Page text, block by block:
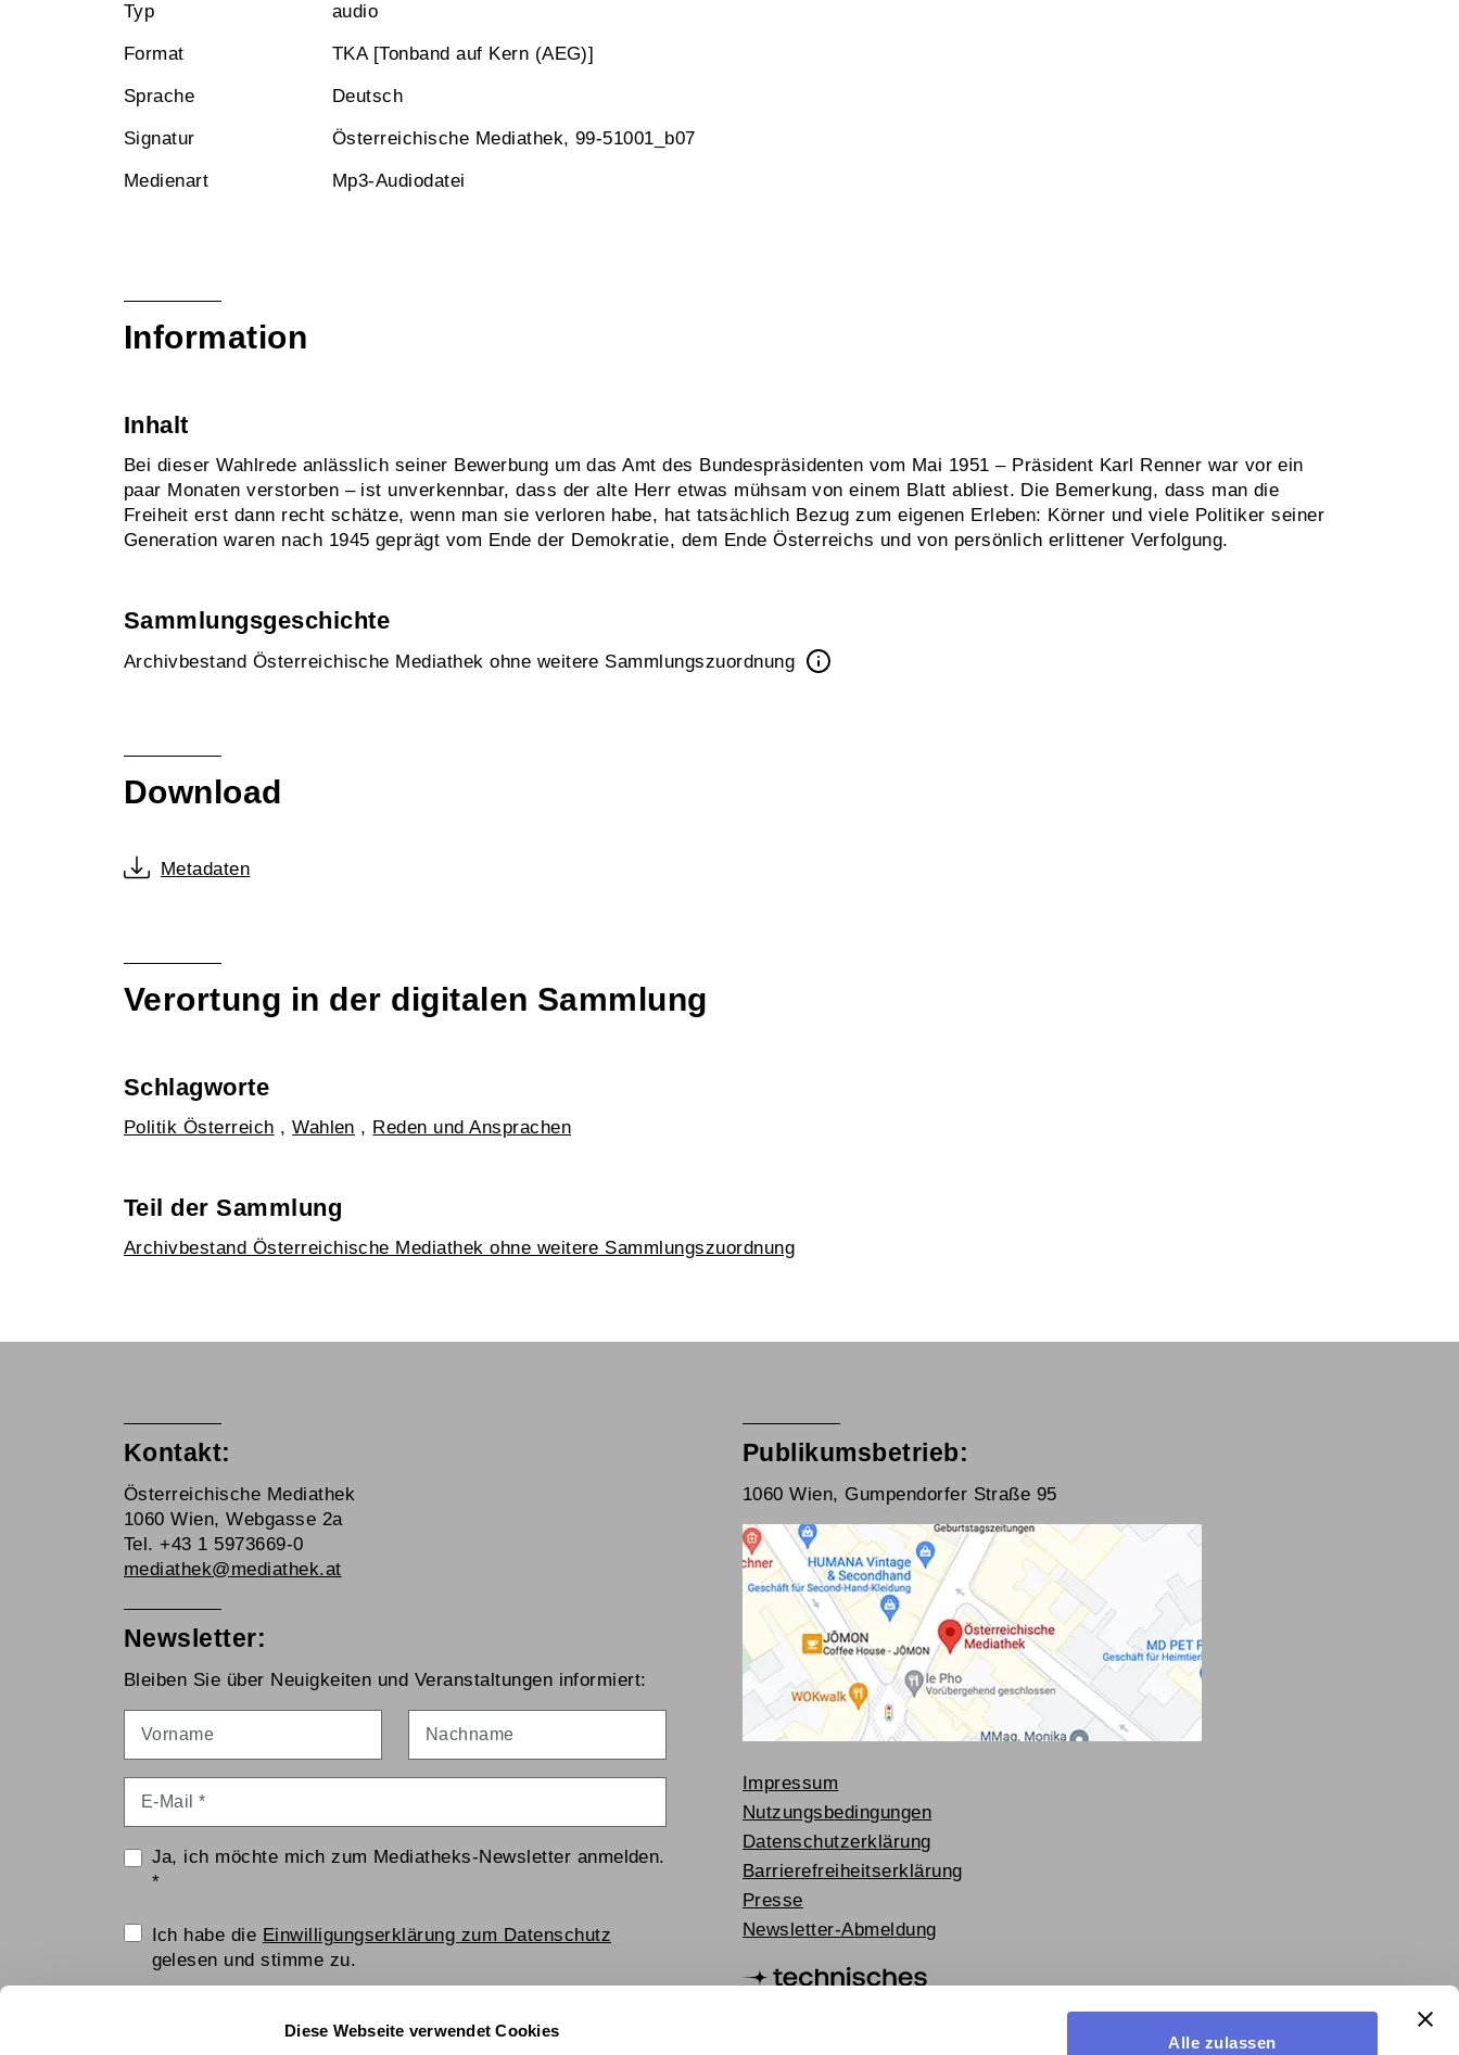
Diese Webseite verwendet Cookies
Alle zulassen
Typ audio
Format TKA [Tonband auf Kern (AEG)]
Sprache Deutsch
Signatur Österreichische Mediathek, 99-51001_b07
Medienart Mp3-Audiodatei
Information
Inhalt
Bei dieser Wahlrede anlässlich seiner Bewerbung um das Amt des Bundespräsidenten vom Mai 1951 – Präsident Karl Renner war vor ein
paar Monaten verstorben – ist unverkennbar, dass der alte Herr etwas mühsam von einem Blatt abliest. Die Bemerkung, dass man die
Freiheit erst dann recht schätze, wenn man sie verloren habe, hat tatsächlich Bezug zum eigenen Erleben: Körner und viele Politiker seiner
Generation waren nach 1945 geprägt vom Ende der Demokratie, dem Ende Österreichs und von persönlich erlittener Verfolgung.
Sammlungsgeschichte
Archivbestand Österreichische Mediathek ohne weitere Sammlungszuordnung
Download
Metadaten
Verortung in der digitalen Sammlung
Schlagworte
Politik Österreich ,Wahlen , Reden und Ansprachen
Teil der Sammlung
Archivbestand Österreichische Mediathek ohne weitere Sammlungszuordnung
Kontakt:
Österreichische Mediathek
1060 Wien, Webgasse 2a
Tel. +43 1 5973669-0
mediathek@mediathek.at
Newsletter:
Bleiben Sie über Neuigkeiten und Veranstaltungen informiert:
Ja, ich möchte mich zum Mediatheks-Newsletter anmelden.
*
Einwilligungserklärung
Ich habe die Einwilligungserklärung zum Datenschutz
gelesen und stimme zu.
Hier klicken
Publikumsbetrieb:
1060 Wien, Gumpendorfer Straße 95
Impressum
Nutzungsbedingungen
Datenschutzerklärung
Barrierefreiheitserklärung
Presse
Newsletter-Abmeldung